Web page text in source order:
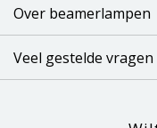
Over beamerlampen
Veel gestelde vragen